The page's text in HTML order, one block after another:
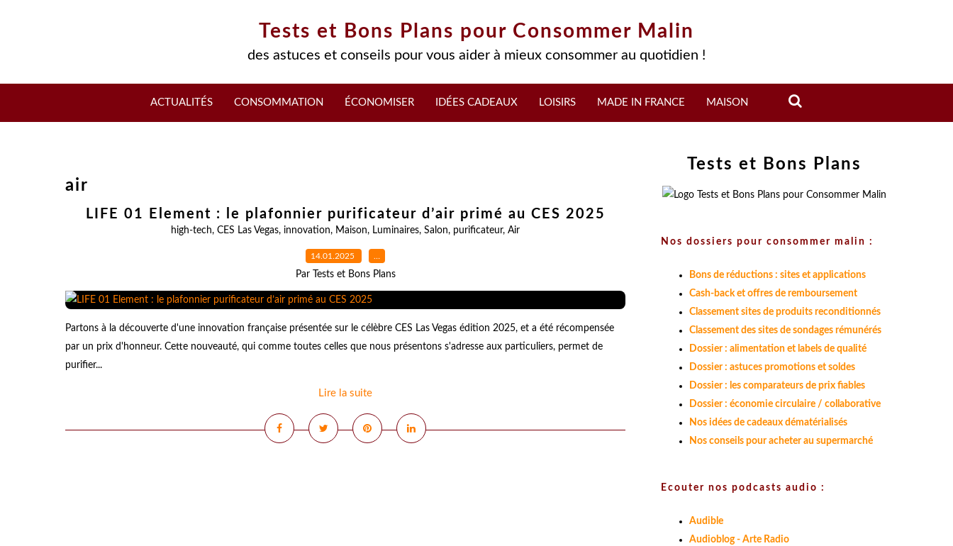
Tests et Bons Plans pour Consommer Malin
des astuces et conseils pour vous aider à mieux consommer au quotidien !
ACTUALITÉS CONSOMMATION ÉCONOMISER IDÉES CADEAUX LOISIRS MADE IN FRANCE MAISON
air
LIFE 01 Element : le plafonnier purificateur d’air primé au CES 2025
high-tech, CES Las Vegas, innovation, Maison, Luminaires, Salon, purificateur, Air
14.01.2025 …
Par Tests et Bons Plans
Partons à la découverte d'une innovation française présentée sur le célèbre CES Las Vegas édition 2025, et a été récompensée
par un prix d'honneur. Cette nouveauté, qui comme toutes celles que nous présentons s'adresse aux particuliers, permet de
purifier...
Lire la suite
Tests et Bons Plans
Nos dossiers pour consommer malin :
Bons de réductions : sites et applications
Cash-back et offres de remboursement
Classement sites de produits reconditionnés
Classement des sites de sondages rémunérés
Dossier : alimentation et labels de qualité
Dossier : astuces promotions et soldes
Dossier : les comparateurs de prix fiables
Dossier : économie circulaire / collaborative
Nos idées de cadeaux dématérialisés
Nos conseils pour acheter au supermarché
Ecouter nos podcasts audio :
Audible
Audioblog - Arte Radio